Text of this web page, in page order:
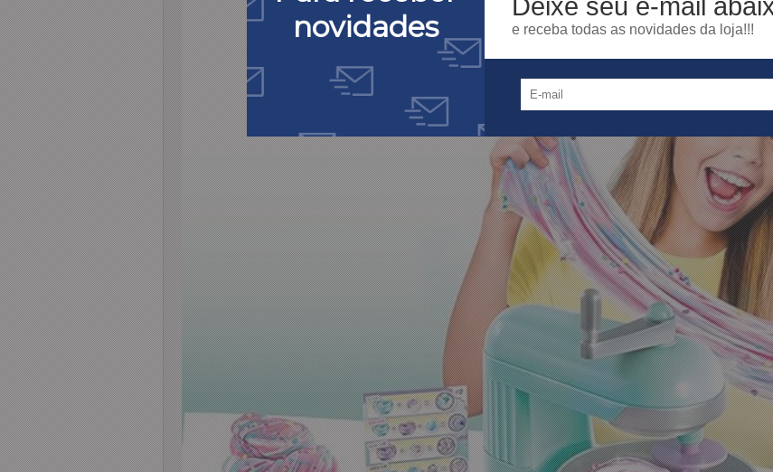
novidades
Deixe seu e-mail
e receba todas as novidades da loja!!!